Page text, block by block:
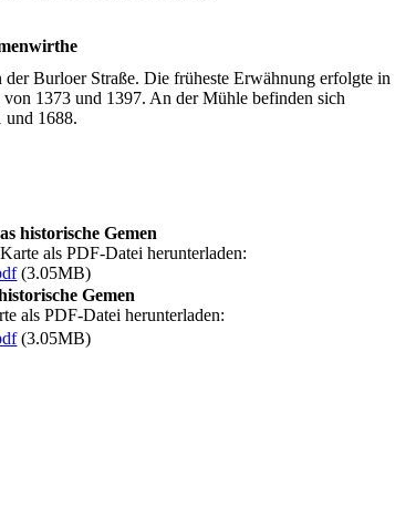
Burloer Straße. Die früheste Erwähnung erfolgte in
1373 und 1397. An der Mühle befinden sich
und 1688.
historische Gemen
als PDF-Datei herunterladen:
(3.05MB)
Gemen
als PDF-Datei herunterladen:
(3.05MB)